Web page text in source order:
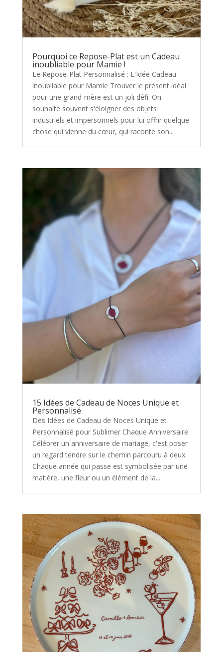
Pourquoi ce Repose-Plat est un Cadeau
inoubliable pour Mamie !
Le Repose-Plat Personnalisé : L'Idée Cadeau
inoubliable pour Mamie Trouver le présent idéal
pour une grand-mère est un joli défi. On
souhaite souvent s'éloigner des objets
industriels et impersonnels pour lui offrir quelque
chose qui vienne du cœur, qui raconte son...
15 Idées de Cadeau de Noces Unique et
Personnalisé
Des Idées de Cadeau de Noces Unique et
Personnalisé pour Sublimer Chaque Anniversaire
Célébrer un anniversaire de mariage, c'est poser
un regard tendre sur le chemin parcouru à deux.
Chaque année qui passe est symbolisée par une
matière, une fleur ou un élément de la...